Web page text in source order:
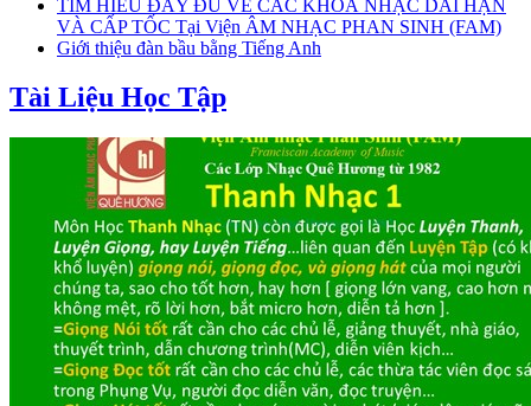
TÌM HIỂU ĐẦY ĐỦ VỀ CÁC KHOÁ NHẠC DÀI HẠN
VÀ CẤP TỐC Tại Viện ÂM NHẠC PHAN SINH (FAM)
Giới thiệu đàn bầu bằng Tiếng Anh
Tài Liệu Học Tập